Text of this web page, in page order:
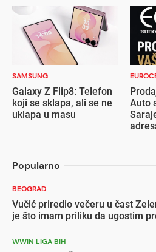
SAMSUNG
Galaxy Z Flip8: Telefon
koji se sklapa, ali se ne
uklapa u masu
Auto
Popularno
BEOGRAD
Vučić priredio večeru u čast
je što imam priliku da ugostim
WWIN LIGA BIH